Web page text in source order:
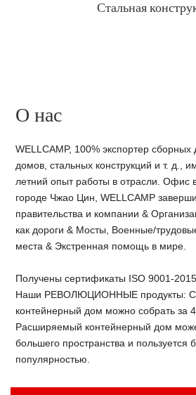
Стальная
О нас
WELLCAMP, 100% экспортер
домов, стальных конструкций и т. д.,
летний опыт работы в отрасли. Офис
городе Чжао Цин, WELLCAMP
правительства и компании &
как дороги & Мосты, Военные/
места & Экстренная помощь в мире.
Получены сертификаты ISO 9001-
Наши РЕВОЛЮЦИОННЫЕ продукты:
контейнерный дом можно собрать за
Расширяемый контейнерный дом
большего пространства и пользуется
популярностью.